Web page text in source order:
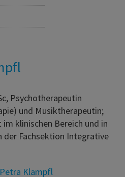
Psychotherapeutin
und Musiktherapeutin;
klinischen Bereich und in
der Fachsektion Integrative
Petra Klampfl